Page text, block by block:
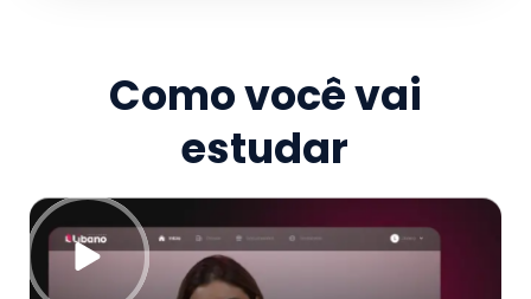
Como você vai
estudar